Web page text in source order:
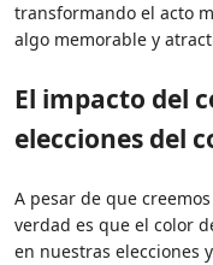
transformando el acto
algo memorable y
El impacto del
elecciones del
A pesar de que
verdad es que el color
en nuestras elecciones